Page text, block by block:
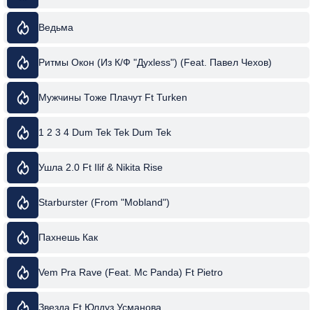
Ведьма
Ритмы Окон (Из К/Ф "Духless") (Feat. Павел Чехов)
Мужчины Тоже Плачут Ft Turken
1 2 3 4 Dum Tek Tek Dum Tek
Ушла 2.0 Ft Ilif & Nikita Rise
Starburster (From "Mobland")
Пахнешь Как
Vem Pra Rave (Feat. Mc Panda) Ft Pietro
Звезда Ft Юлдуз Усманова